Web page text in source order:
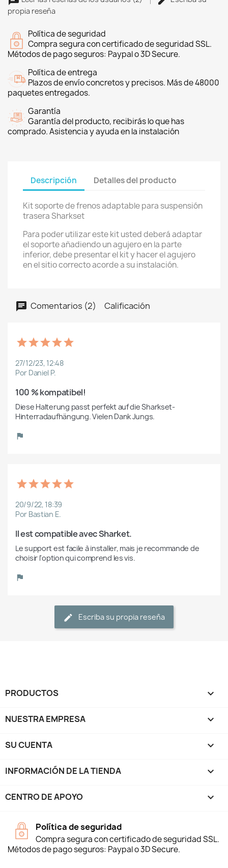
propia reseña
Política de seguridad
Compra segura con certificado de seguridad SSL.
Métodos de pago seguros: Paypal o 3D Secure.
Política de entrega
Plazos de envío concretos y precisos. Más de 48000
paquetes entregados.
Garantía
Garantía del producto, recibirás lo que has
comprado. Asistencia y ayuda en la instalación
Descripción Detalles del producto
Kit soporte de frenos adaptable para suspensión
trasera Sharkset
Para poder utilizar este kit usted deberá adaptar
el soporte añadiendo un agujero en la parte
inferior, debe presentar el kit y hacer el agujero
en el sitio correcto acorde a su instalación.
Comentarios (2) Calificación
27/12/23, 12:48
Por Daniel P.
100 % kompatibel!
Diese Halterung passt perfekt auf die Sharkset-
Hinterradaufhängung. Vielen Dank Jungs.
20/9/22, 18:39
Por Bastian E.
Il est compatible avec Sharket.
Le support est facile à installer, mais je recommande de
choisir l'option qui comprend les vis.
Escriba su propia reseña
PRODUCTOS 
NUESTRA EMPRESA 
SU CUENTA 
INFORMACIÓN DE LA TIENDA keyboard_arrow_down
CENTRO DE APOYO 
Política de seguridad
Compra segura con certificado de seguridad SSL.
Métodos de pago seguros: Paypal o 3D Secure.